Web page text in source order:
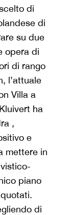
di
di
su due
opera di
di rango
l’attuale
Villa a
ha
,
e
mettere in
piano
di